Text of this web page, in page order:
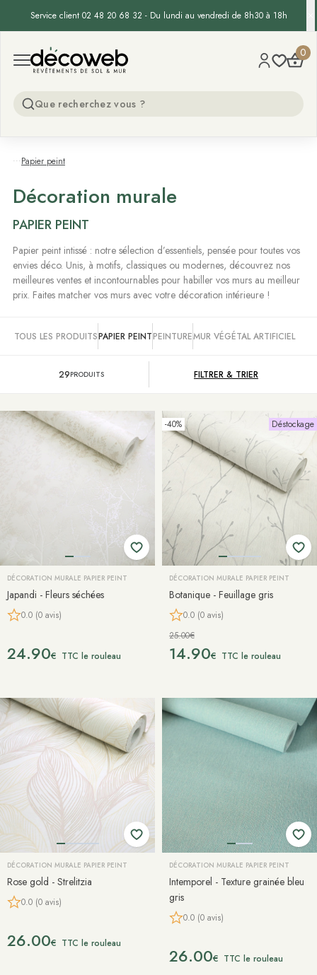
-15% supp. sur les gazons synthétiques - Code :GAZON15
Open menu
Decoweb 0
...Papier peint
Décoration murale
PAPIER PEINT
Papier peint intissé : notre sélection d’essentiels, pensée pour toutes vos
envies déco. Unis, à motifs, classiques ou modernes, découvrez nos
meilleures ventes et incontournables pour habiller vos murs au meilleur
prix. Faites matcher vos murs avec votre décoration intérieure !
TOUS LES PRODUITSPAPIER PEINTPEINTUREMUR VÉGÉTAL ARTIFICIEL
29PRODUITS FILTRER & TRIER
DÉCORATION MURALE PAPIER PEINT
Japandi - Fleurs séchées
0.0 (0 avis)
24.90€ TTC le rouleau
-40% Déstockage
DÉCORATION MURALE PAPIER PEINT
Botanique - Feuillage gris
0.0 (0 avis)
25.00€
14.90€ TTC le rouleau
DÉCORATION MURALE PAPIER PEINT
Rose gold - Strelitzia
0.0 (0 avis)
26.00€ TTC le rouleau
DÉCORATION MURALE PAPIER PEINT
Intemporel - Texture grainée bleu
gris
0.0 (0 avis)
26.00€ TTC le rouleau